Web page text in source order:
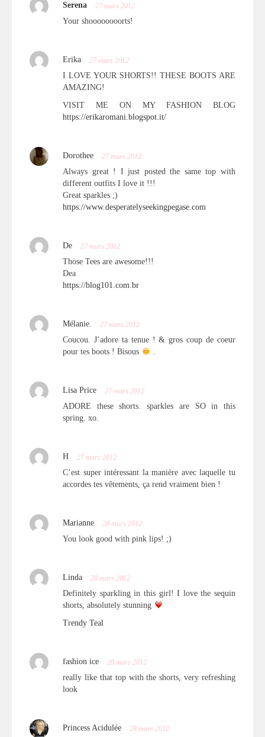
Serena 27 mars 2012
Your shoooooooorts!
Erika 27 mars 2012
I LOVE YOUR SHORTS!! THESE BOOTS ARE
AMAZING!
VISIT ME ON MY FASHION BLOG
https://erikaromani.blogspot.it/
Dorothee 27 mars 2012
Always great ! I just posted the same top with
different outfits I love it !!!
Great sparkles ;)
https://www.desperatelyseekingpegase.com
De 27 mars 2012
Those Tees are awesome!!!
Dea
https://blog101.com.br
Mélanie. 27 mars 2012
Coucou. J’adore ta tenue ! & gros coup de coeur
pour tes boots ! Bisous
.
Lisa Price 27 mars 2012
ADORE these shorts. sparkles are SO in this
spring. xo.
H 27 mars 2012
C’est super intéressant la manière avec laquelle tu
accordes tes vêtements, ça rend vraiment bien !
Marianne 28 mars 2012
You look good with pink lips! ;)
Linda 28 mars 2012
Definitely sparkling in this girl! I love the sequin
shorts, absolutely stunning
Trendy Teal
fashion ice 28 mars 2012
really like that top with the shorts, very refreshing
look
Princess Acidulée 28 mars 2012